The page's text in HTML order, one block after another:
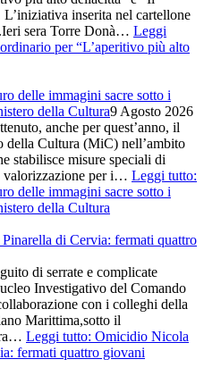
inserita nel cartellone
sera Torre Donà… Leggi
per “L’aperitivo più alto
delle immagini sacre sotto i
della Cultura9 Agosto 2026
anche per quest’anno, il
della Cultura (MiC) nell’ambito
stabilisce misure speciali di
valorizzazione per i… Leggi tutto:
delle immagini sacre sotto i
della Cultura
di Cervia: fermati quattro
di serrate e complicate
Investigativo del Comando
con i colleghi della
Marittima,sotto il
Leggi tutto: Omicidio Nicola
fermati quattro giovani